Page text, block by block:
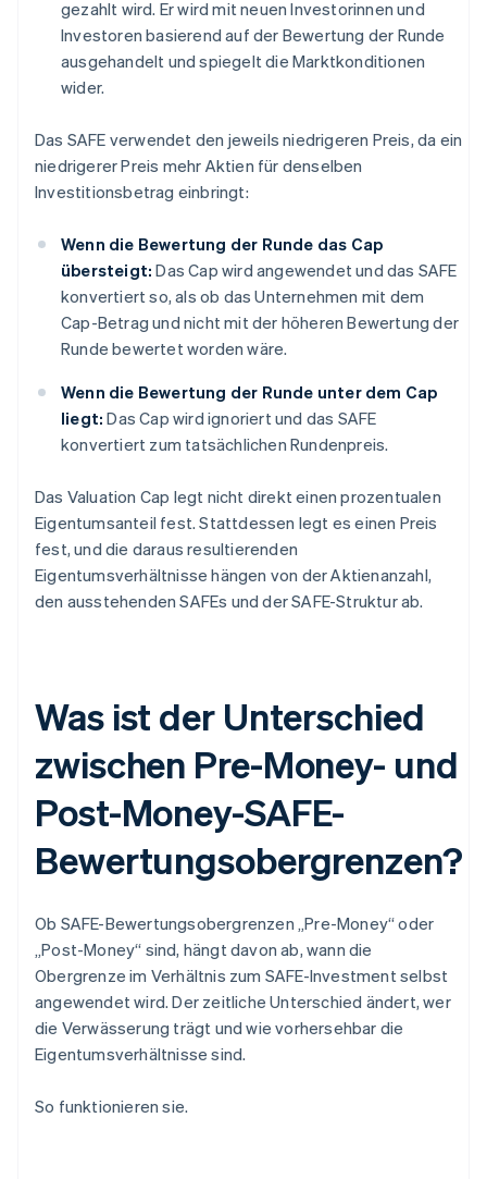
gezahlt wird. Er wird mit neuen Investorinnen und
Investoren basierend auf der Bewertung der Runde
ausgehandelt und spiegelt die Marktkonditionen
wider.
Das SAFE verwendet den jeweils niedrigeren Preis, da ein
niedrigerer Preis mehr Aktien für denselben
Investitionsbetrag einbringt:
Wenn die Bewertung der Runde das Cap
übersteigt: Das Cap wird angewendet und das SAFE
konvertiert so, als ob das Unternehmen mit dem
Cap-Betrag und nicht mit der höheren Bewertung der
Runde bewertet worden wäre.
Wenn die Bewertung der Runde unter dem Cap
liegt: Das Cap wird ignoriert und das SAFE
konvertiert zum tatsächlichen Rundenpreis.
Das Valuation Cap legt nicht direkt einen prozentualen
Eigentumsanteil fest. Stattdessen legt es einen Preis
fest, und die daraus resultierenden
Eigentumsverhältnisse hängen von der Aktienanzahl,
den ausstehenden SAFEs und der SAFE-Struktur ab.
Was ist der Unterschied
zwischen Pre-Money- und
Post-Money-SAFE-
Bewertungsobergrenzen?
Ob SAFE-Bewertungsobergrenzen „Pre-Money“ oder
„Post-Money“ sind, hängt davon ab, wann die
Obergrenze im Verhältnis zum SAFE-Investment selbst
angewendet wird. Der zeitliche Unterschied ändert, wer
die Verwässerung trägt und wie vorhersehbar die
Eigentumsverhältnisse sind.
So funktionieren sie.